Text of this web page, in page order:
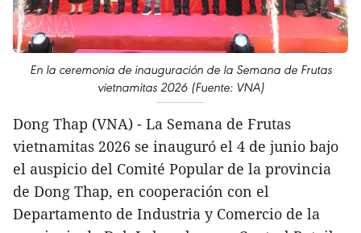
En la ceremonia de inauguración de la Semana de Frutas
vietnamitas 2026 (Fuente: VNA)
Dong Thap (VNA) - La Semana de Frutas
vietnamitas 2026 se inauguró el 4 de junio bajo
el auspicio del Comité Popular de la provincia
de Dong Thap, en cooperación con el
Departamento de Industria y Comercio de la